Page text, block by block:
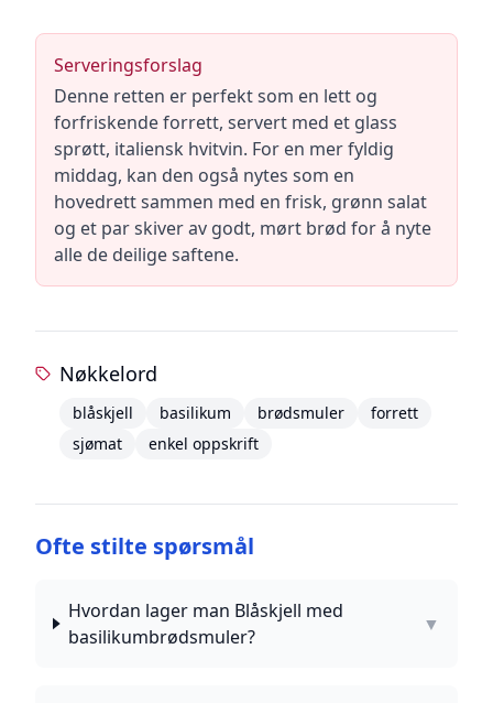
Serveringsforslag
Denne retten er perfekt som en lett og
forfriskende forrett, servert med et glass
sprøtt, italiensk hvitvin. For en mer fyldig
middag, kan den også nytes som en
hovedrett sammen med en frisk, grønn salat
og et par skiver av godt, mørt brød for å nyte
alle de deilige saftene.
Nøkkelord
blåskjell basilikum brødsmuler
forrett
sjømat
enkel oppskrift
Ofte stilte spørsmål
Hvordan lager man Blåskjell med
basilikumbrødsmuler?
▼